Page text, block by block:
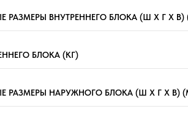
РАЗМЕРЫ ВНУТРЕННЕГО БЛОКА (Ш X Г X
БЛОКА (КГ)
РАЗМЕРЫ НАРУЖНОГО БЛОКА (Ш X Г X В)